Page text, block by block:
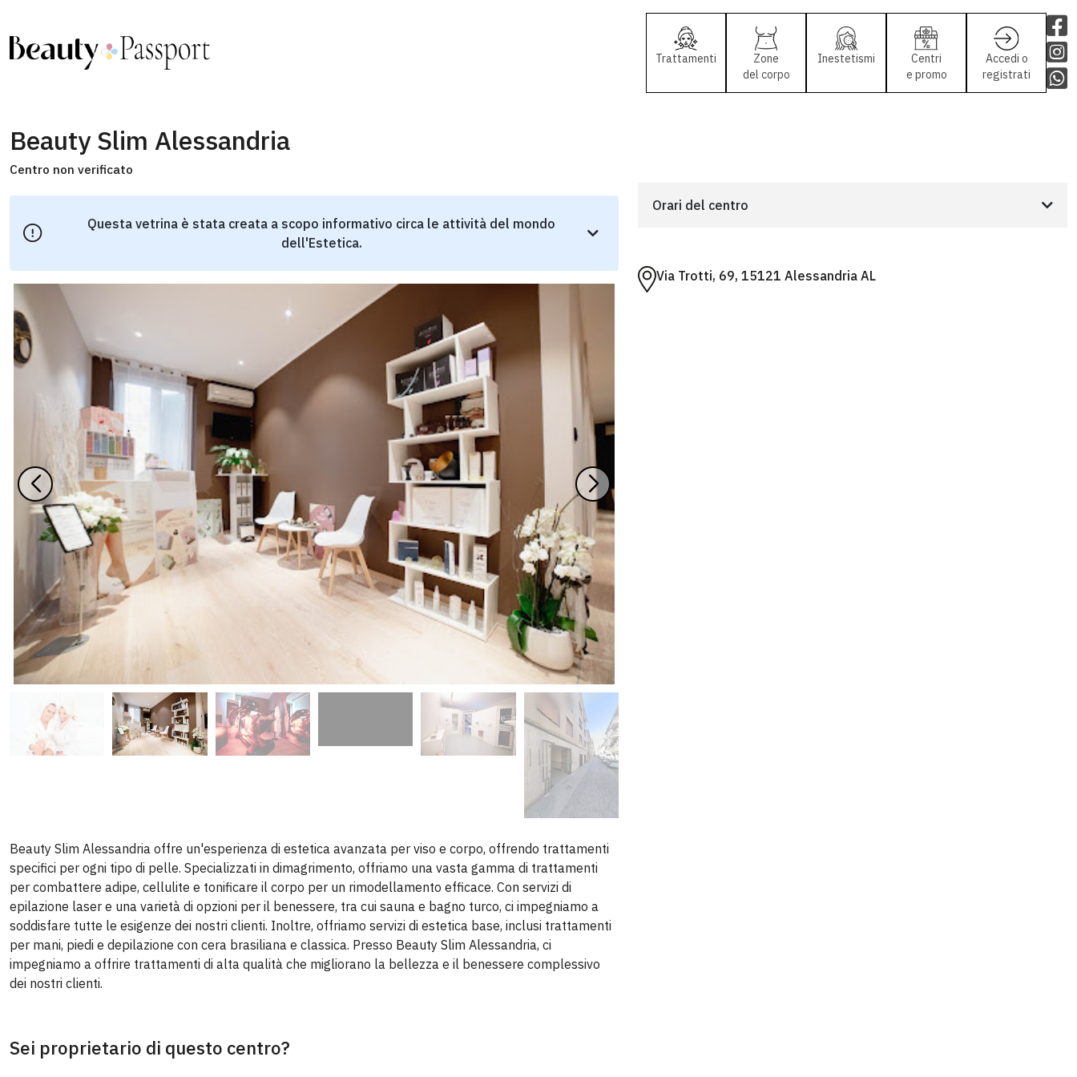
Trattamenti
Zone
del corpo
Inestetismi
Centri
e promo
Accedi o
registrati
Beauty Slim Alessandria
Centro non verificato
Questa vetrina è stata creata a scopo informativo circa le attività del mondo
dell'Estetica.
Beauty Slim Alessandria offre un'esperienza di estetica avanzata per viso e corpo, offrendo trattamenti
specifici per ogni tipo di pelle. Specializzati in dimagrimento, offriamo una vasta gamma di trattamenti
per combattere adipe, cellulite e tonificare il corpo per un rimodellamento efficace. Con servizi di
epilazione laser e una varietà di opzioni per il benessere, tra cui sauna e bagno turco, ci impegniamo a
soddisfare tutte le esigenze dei nostri clienti. Inoltre, offriamo servizi di estetica base, inclusi trattamenti
per mani, piedi e depilazione con cera brasiliana e classica. Presso Beauty Slim Alessandria, ci
impegniamo a offrire trattamenti di alta qualità che migliorano la bellezza e il benessere complessivo
dei nostri clienti.
Sei proprietario di questo centro?
Orari del centro
Via Trotti, 69, 15121 Alessandria AL